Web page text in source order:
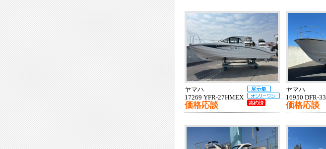
ヤマハ
17269 YFR-27HMEX
価格応談
ヤマハ
16950 DFR-33
価格応談